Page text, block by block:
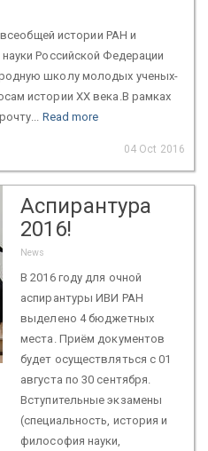
истории РАН и
Российской Федерации
школу молодых ученых-
истории XX века.В рамках
Read more
04 Oct 2016
Аспирантура
2016!
News
В 2016 году для очной
аспирантуры ИВИ РАН
выделено 4 бюджетных
места. Приём документов
будет осуществляться с 01
августа по 30 сентября.
Вступительные экзамены
(специальность, история и
философия науки,